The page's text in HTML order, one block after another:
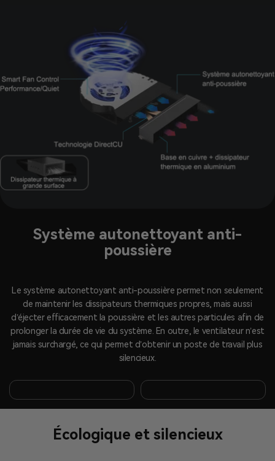
Système autonettoyant anti-
poussière
Le système autonettoyant anti-poussière permet non seulement
de maintenir les dissipateurs thermiques propres, mais aussi
d’éjecter efficacement la poussière et les autres particules afin de
prolonger la durée de vie du système. En outre, le ventilateur n’est
jamais surchargé, ce qui permet d’obtenir un poste de travail plus
silencieux.
Écologique et silencieux